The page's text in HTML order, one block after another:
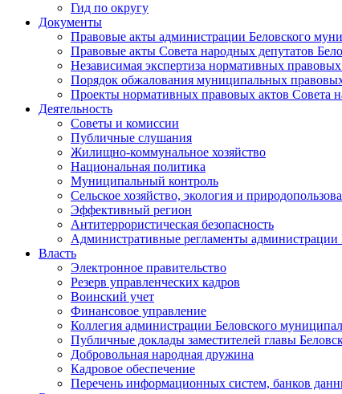
Гид по округу
Документы
Правовые акты администрации Беловского
Правовые акты Совета народных депутатов
Независимая экспертиза нормативных
Порядок обжалования муниципальных
Проекты нормативных правовых актов Совета
Деятельность
Советы и комиссии
Публичные слушания
Жилищно-коммунальное хозяйство
Национальная политика
Муниципальный контроль
Сельское хозяйство, экология и
Эффективный регион
Антитеррористическая безопасность
Административные регламенты
Власть
Электронное правительство
Резерв управленческих кадров
Воинский учет
Финансовое управление
Коллегия администрации Беловского
Публичные доклады заместителей главы
Добровольная народная дружина
Кадровое обеспечение
Перечень информационных систем, банков